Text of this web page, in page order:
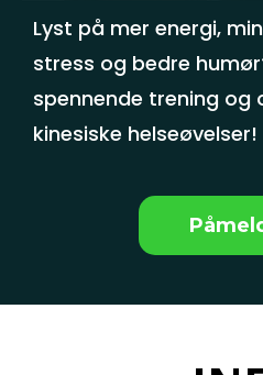
Lyst på mer energi,
stress og bedre
spennende trening
kinesiske helseøvelser!